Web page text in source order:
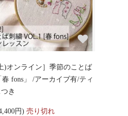
)オンライン］季節のことば
fons」 /アーカイブ有/ティ
き
円) 売り切れ